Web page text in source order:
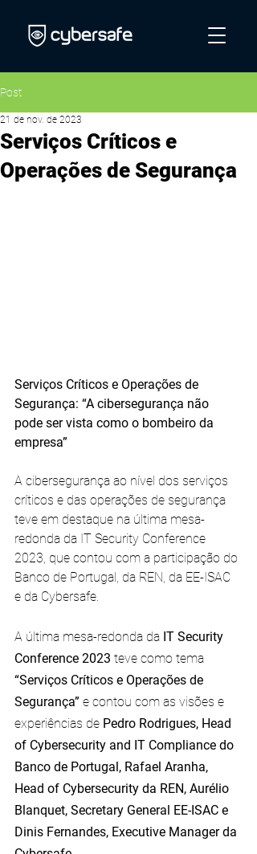
Post
Serviços Críticos e
Operações de Segurança
21 de nov. de 2023
Serviços Críticos e Operações de
Segurança: “A cibersegurança não
pode ser vista como o bombeiro da
empresa”
A cibersegurança ao nível dos serviços
críticos e das operações de segurança
teve em destaque na última mesa-
redonda da IT Security Conference
2023, que contou com a participação do
Banco de Portugal, da REN, da EE-ISAC
e da Cybersafe.
A última mesa-redonda da IT Security
Conference 2023 teve como tema
“Serviços Críticos e Operações de
Segurança” e contou com as visões e
experiências de Pedro Rodrigues, Head
of Cybersecurity and IT Compliance do
Banco de Portugal, Rafael Aranha,
Head of Cybersecurity da REN, Aurélio
Blanquet, Secretary General EE-ISAC e
Dinis Fernandes, Executive Manager da